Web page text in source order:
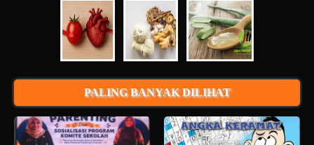
PALING BANYAK DILIHAT